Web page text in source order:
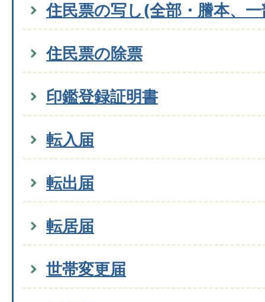
住民票の写し(全部・謄本、
住民票の除票
印鑑登録証明書
転入届
転出届
転居届
世帯変更届